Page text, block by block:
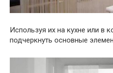
Используя их на кухне или в
подчеркнуть основные